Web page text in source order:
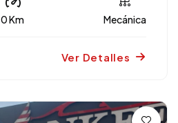
0 Km Mecánica
Ver Detalles